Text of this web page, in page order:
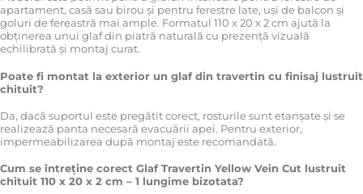
apartament, casă sau birou și pentru ferestre late, uși de balcon și
goluri de fereastră mai ample. Formatul 110 x 20 x 2 cm ajută la
obținerea unui glaf din piatră naturală cu prezență vizuală
echilibrată și montaj curat.
Poate fi montat la exterior un glaf din travertin cu finisaj lustruit
chituit?
Da, dacă suportul este pregătit corect, rosturile sunt etanșate și se
realizează panta necesară evacuării apei. Pentru exterior,
impermeabilizarea după montaj este recomandată.
Cum se întreține corect Glaf Travertin Yellow Vein Cut lustruit
chituit 110 x 20 x 2 cm – 1 lungime bizotata?